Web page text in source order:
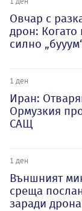
Овчар с
дрон: Когато
силно
1 ден
Иран:
Ормузкия
САЩ
1 ден
Външният
среща
заради дрона